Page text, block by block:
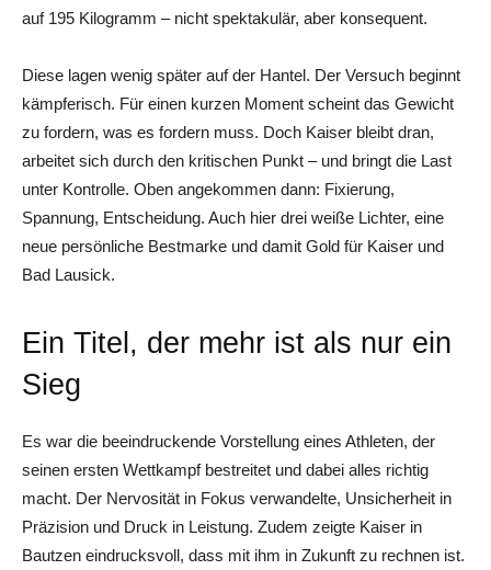
auf 195 Kilogramm – nicht spektakulär, aber konsequent.
Diese lagen wenig später auf der Hantel. Der Versuch beginnt
kämpferisch. Für einen kurzen Moment scheint das Gewicht
zu fordern, was es fordern muss. Doch Kaiser bleibt dran,
arbeitet sich durch den kritischen Punkt – und bringt die Last
unter Kontrolle. Oben angekommen dann: Fixierung,
Spannung, Entscheidung. Auch hier drei weiße Lichter, eine
neue persönliche Bestmarke und damit Gold für Kaiser und
Bad Lausick.
Ein Titel, der mehr ist als nur ein
Sieg
Es war die beeindruckende Vorstellung eines Athleten, der
seinen ersten Wettkampf bestreitet und dabei alles richtig
macht. Der Nervosität in Fokus verwandelte, Unsicherheit in
Präzision und Druck in Leistung. Zudem zeigte Kaiser in
Bautzen eindrucksvoll, dass mit ihm in Zukunft zu rechnen ist.